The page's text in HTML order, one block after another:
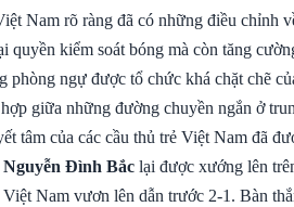
Nam rõ ràng đã có những điều chỉnh
quyền kiểm soát bóng mà còn tăng
phòng ngự được tổ chức khá chặt chẽ
giữa những đường chuyền ngắn ở
tâm của các cầu thủ trẻ Việt Nam đã
Nguyễn Đình Bắc lại được xướng lên
Nam vươn lên dẫn trước 2-1. Bàn